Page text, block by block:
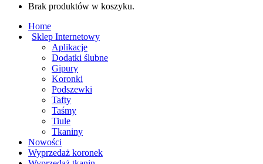
Brak produktów w koszyku.
Home
Sklep Internetowy
Aplikacje
Dodatki ślubne
Gipury
Koronki
Podszewki
Tafty
Taśmy
Tiule
Tkaniny
Nowości
Wyprzedaż koronek